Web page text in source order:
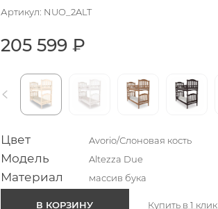
Артикул: NUO_2ALT
205 599 ₽
Цвет Avorio/Слоновая кость
Модель Altezza Due
Материал массив бука
В КОРЗИНУ Купить в 1 клик